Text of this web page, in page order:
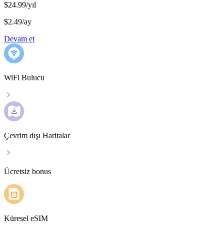
$24.99/yıl
$2.49/ay
Devam et
WiFi Bulucu
Çevrim dışı Haritalar
Ücretsiz bonus
Küresel eSIM